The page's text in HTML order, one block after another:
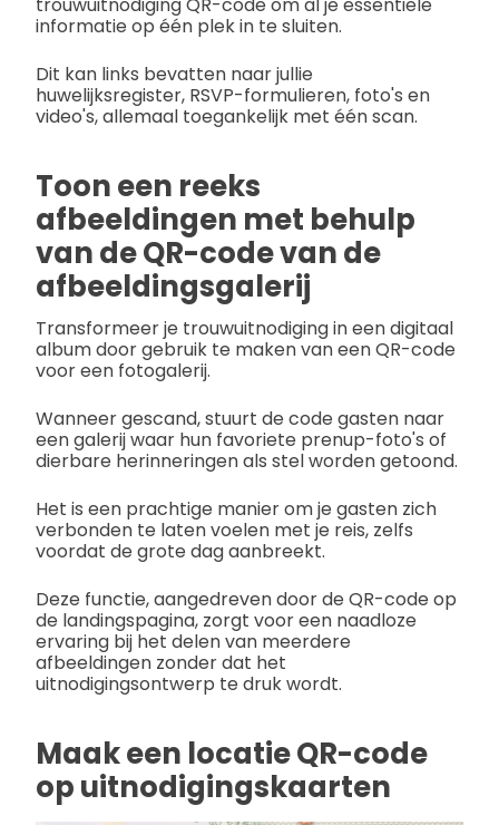
informatie op één plek in te sluiten.
Dit kan links bevatten naar jullie
huwelijksregister, RSVP-formulieren, foto's en
video's, allemaal toegankelijk met één scan.
Toon een reeks
afbeeldingen met behulp
van de QR-code van de
afbeeldingsgalerij
Transformeer je trouwuitnodiging in een digitaal
album door gebruik te maken van een QR-code
voor een fotogalerij.
Wanneer gescand, stuurt de code gasten naar
een galerij waar hun favoriete prenup-foto's of
dierbare herinneringen als stel worden getoond.
Het is een prachtige manier om je gasten zich
verbonden te laten voelen met je reis, zelfs
voordat de grote dag aanbreekt.
Deze functie, aangedreven door de QR-code op
de landingspagina, zorgt voor een naadloze
ervaring bij het delen van meerdere
afbeeldingen zonder dat het
uitnodigingsontwerp te druk wordt.
Maak een locatie QR-code
op uitnodigingskaarten